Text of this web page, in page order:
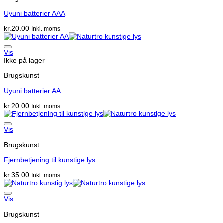
Uyuni batterier AAA
kr. 20.00 Inkl. moms
Vis
Ikke på lager
Brugskunst
Uyuni batterier AA
kr. 20.00 Inkl. moms
Vis
Brugskunst
Fjernbetjening til kunstige lys
kr.35.00 Inkl. moms
Vis
Brugskunst